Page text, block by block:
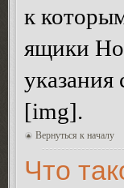
к
ящики
указания
[img].
Вернуться к началу
Что